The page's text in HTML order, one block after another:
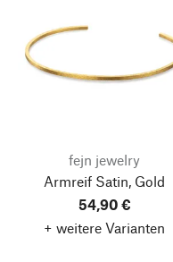
fejn jewelry
Armreif Satin, Gold
54,90 €
+ weitere Varianten